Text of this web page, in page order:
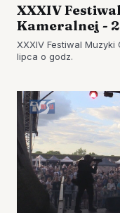
XXXIV
Kameralnej -
XXXIV Festiwal
lipca o godz.